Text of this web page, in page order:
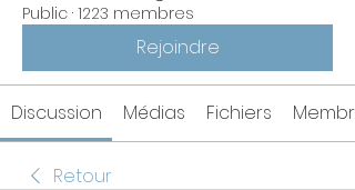
Public · 1223 membres
Rejoindre
Discussion Médias Fichiers
Retour